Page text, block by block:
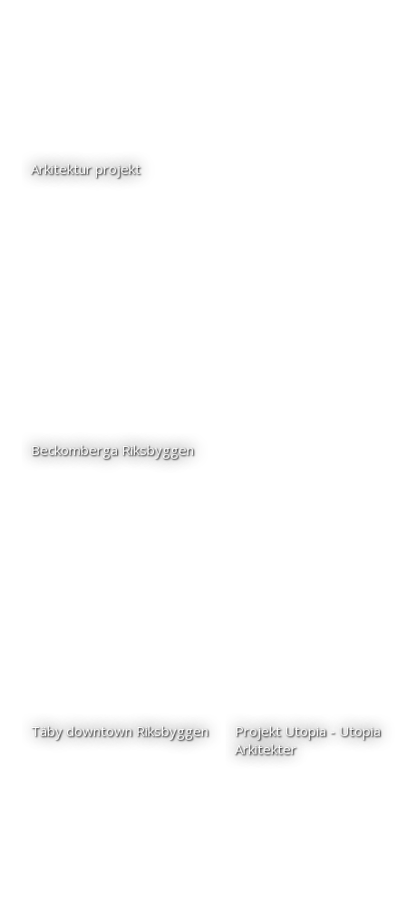
Arkitektur projekt
Beckomberga Riksbyggen
Täby downtown Riksbyggen
Projekt Utopia - Utopia
Arkitekter